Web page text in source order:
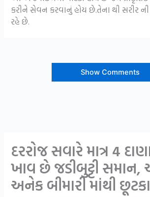
કરીને સેવન કરવાનું હોય છે.તેના થી સરીર
રહે છે.
Show Comments
દરરોજ સવારે માત્ર 4
ખાવ છે જડીબુટ્ટી
અનેક બીમારી માંથી